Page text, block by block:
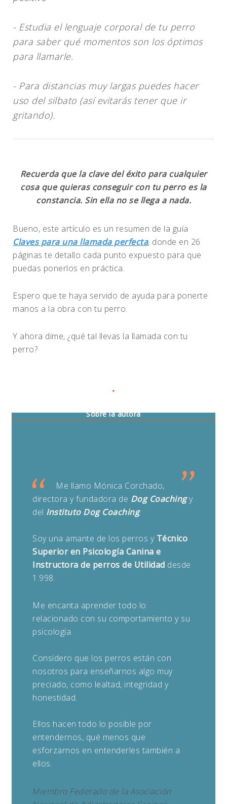
- Estudia el lenguaje corporal de tu perro
para saber qué momentos son los óptimos
para llamarle.
- Para distancias muy largas puedes hacer
uso del silbato (así evitarás tener que ir
gritando).
Recuerda que la clave del éxito para cualquier
cosa que quieras conseguir con tu perro es la
constancia. Sin ella no se llega a nada.
Bueno, este artículo es un resumen de la guía
Claves para una llamada perfecta, donde en 26
páginas te detallo cada punto expuesto para que
puedas ponerlos en práctica.
Espero que te haya servido de ayuda para ponerte
manos a la obra con tu perro.
Y ahora dime, ¿qué tal llevas la llamada con tu
perro?
Sobre la autora
Me llamo Mónica Corchado,
directora y fundadora de Dog Coachingy
del Instituto Dog Coaching.
Soy una amante de los perros y Técnico
Superior en Psicología Canina e
Instructora de perros de Utilidad desde
1.998.
Me encanta aprender todo lo
relacionado con su comportamiento y su
psicología.
Considero que los perros están con
nosotros para enseñarnos algo muy
preciado, como lealtad, integridad y
honestidad.
Ellos hacen todo lo posible por
entendernos, qué menos que
esforzarnos en entenderles también a
ellos.
Miembro Federado de la Asociación